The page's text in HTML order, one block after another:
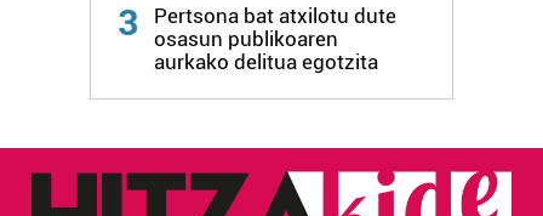
3
Pertsona bat atxilotu dute
osasun publikoaren
aurkako delitua egotzita